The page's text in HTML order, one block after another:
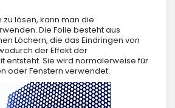
lösen, kann man die
Die Folie besteht aus
Löchern, die das Eindringen von
der Effekt der
entsteht. Sie wird normalerweise für
oder Fenstern verwendet.